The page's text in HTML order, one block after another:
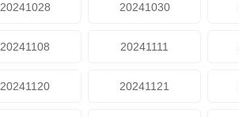
20241028 20241030
20241108 20241111
20241120 20241121